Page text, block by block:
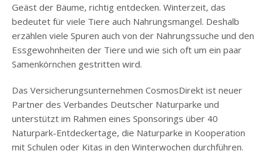
Geäst der Bäume, richtig entdecken. Winterzeit, das
bedeutet für viele Tiere auch Nahrungsmangel. Deshalb
erzählen viele Spuren auch von der Nahrungssuche und den
Essgewohnheiten der Tiere und wie sich oft um ein paar
Samenkörnchen gestritten wird.
Das Versicherungsunternehmen CosmosDirekt ist neuer
Partner des Verbandes Deutscher Naturparke und
unterstützt im Rahmen eines Sponsorings über 40
Naturpark-Entdeckertage, die Naturparke in Kooperation
mit Schulen oder Kitas in den Winterwochen durchführen.